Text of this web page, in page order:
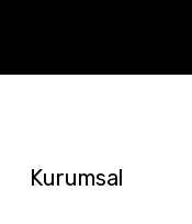
Kurumsal